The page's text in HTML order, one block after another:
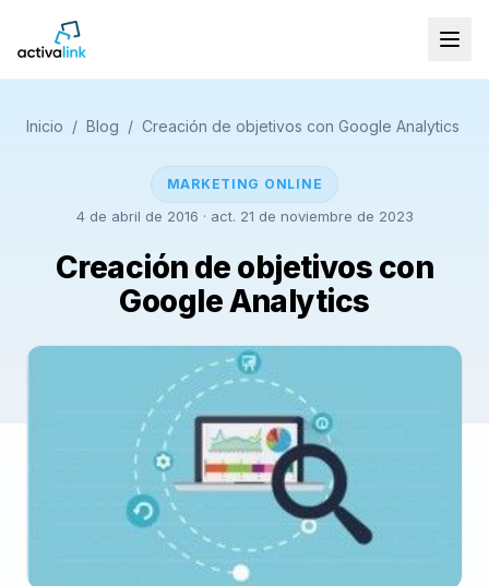
Inicio / Blog / Creación de objetivos con Google Analytics
MARKETING ONLINE
4 de abril de 2016 · act. 21 de noviembre de 2023
Creación de objetivos con
Google Analytics